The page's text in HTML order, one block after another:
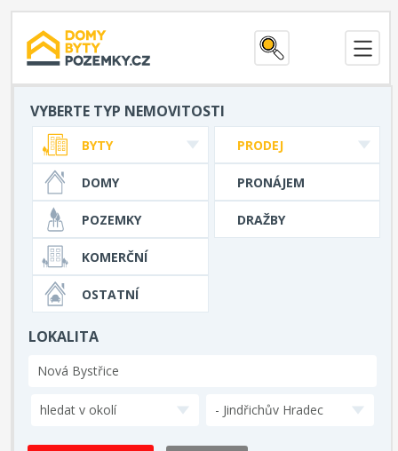
VYBERTE TYP NEMOVITOSTI
PRODEJ
PRONÁJEM
DRAŽBY
BYTY
DOMY
POZEMKY
KOMERČNÍ
OSTATNÍ
LOKALITA
hledat v okolí - Jindřichův Hradec